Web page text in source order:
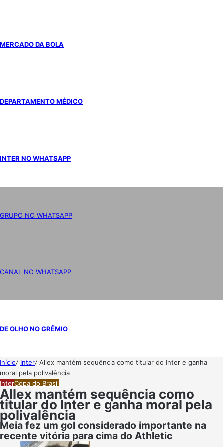
MERCADO DA BOLA
DEPARTAMENTO MÉDICO
INTER NO WHATSAPP
GRUPO NO WHATSAPP
CANAL NO WHATSAPP
DE OLHO NO GRÊMIO
Início/ Inter/Allex mantém sequência como titular do Inter e ganha
moral pela polivalência
InterCopa do Brasil
Allex mantém sequência como
titular do Inter e ganha moral pela
polivalência
Meia fez um gol considerado importante na
recente vitória para cima do Athletic